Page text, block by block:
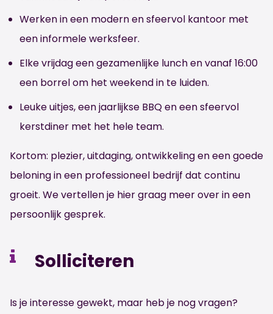
Werken in een modern en sfeervol kantoor met
een informele werksfeer.
Elke vrijdag een gezamenlijke lunch en vanaf 16:00
een borrel om het weekend in te luiden.
Leuke uitjes, een jaarlijkse BBQ en een sfeervol
kerstdiner met het hele team.
Kortom: plezier, uitdaging, ontwikkeling en een goede
beloning in een professioneel bedrijf dat continu
groeit. We vertellen je hier graag meer over in een
persoonlijk gesprek.
Solliciteren
Is je interesse gewekt, maar heb je nog vragen?